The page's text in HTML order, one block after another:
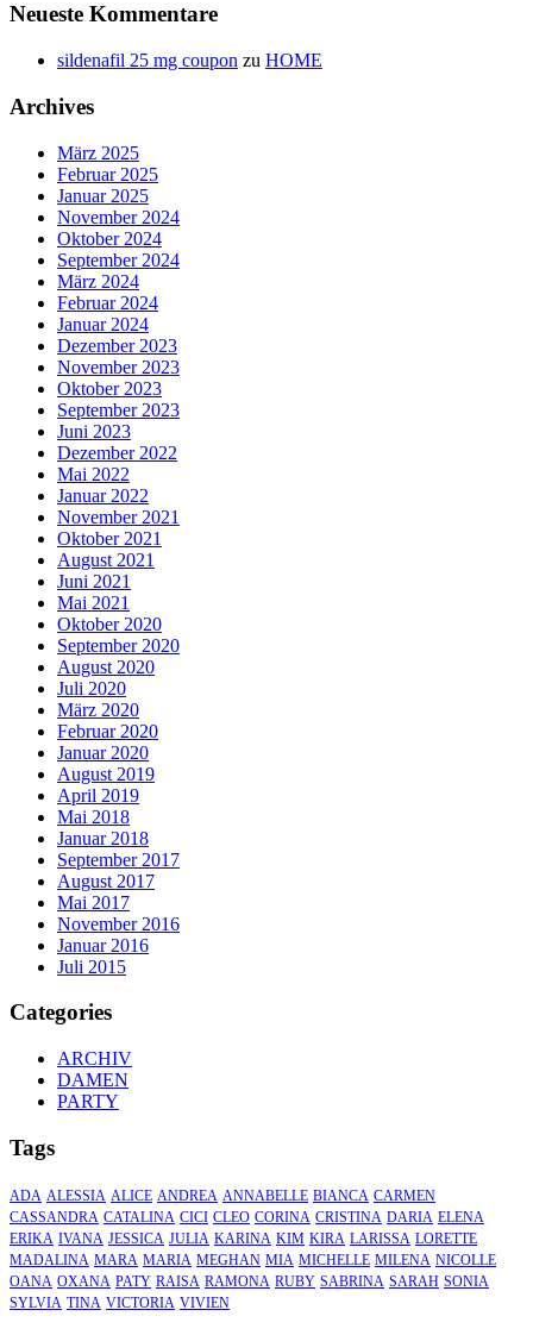
Neueste Kommentare
sildenafil 25 mg coupon zu HOME
Archives
März 2025
Februar 2025
Januar 2025
November 2024
Oktober 2024
September 2024
März 2024
Februar 2024
Januar 2024
Dezember 2023
November 2023
Oktober 2023
September 2023
Juni 2023
Dezember 2022
Mai 2022
Januar 2022
November 2021
Oktober 2021
August 2021
Juni 2021
Mai 2021
Oktober 2020
September 2020
August 2020
Juli 2020
März 2020
Februar 2020
Januar 2020
August 2019
April 2019
Mai 2018
Januar 2018
September 2017
August 2017
Mai 2017
November 2016
Januar 2016
Juli 2015
Categories
ARCHIV
DAMEN
PARTY
Tags
ADA ALESSIA ALICE ANDREA ANNABELLE BIANCA CARMEN
CASSANDRA CATALINA CICI CLEO CORINA CRISTINA DARIA ELENA
ERIKA IVANA JESSICA JULIA KARINA KIM KIRA LARISSA LORETTE
MADALINA MARA MARIA MEGHAN MIA MICHELLE MILENA NICOLLE
OANA OXANA PATY RAISA RAMONA RUBY SABRINA SARAH SONIA
SYLVIA TINA VICTORIA VIVIEN